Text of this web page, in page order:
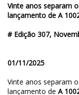
Vinte anos separam
lançamento de A
# Edição 307,
01/11/2025
Vinte anos separam
lançamento de A